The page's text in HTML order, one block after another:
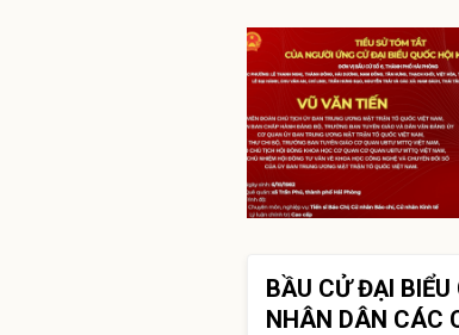
BẦU CỬ ĐẠI
NHÂN DÂN CÁC